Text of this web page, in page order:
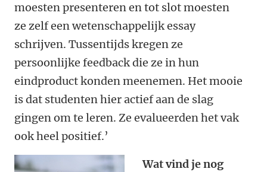
moesten presenteren en tot slot moesten
ze zelf een wetenschappelijk essay
schrijven. Tussentijds kregen ze
persoonlijke feedback die ze in hun
eindproduct konden meenemen. Het mooie
is dat studenten hier actief aan de slag
gingen om te leren. Ze evalueerden het vak
ook heel positief.’
Wat vind je nog